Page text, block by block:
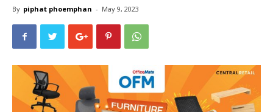
By piphat phoemphan - May 9, 2023